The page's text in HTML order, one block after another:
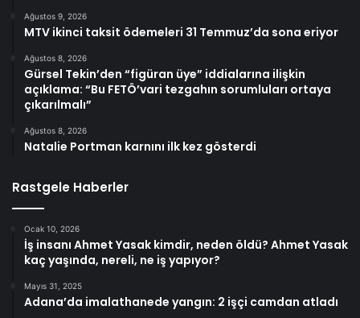
Ağustos 9, 2026
MTV ikinci taksit ödemeleri 31 Temmuz’da sona eriyor
Ağustos 8, 2026
Gürsel Tekin’den “figüran üye” iddialarına ilişkin
açıklama: “Bu FETÖ’vari tezgahın sorumluları ortaya
çıkarılmalı”
Ağustos 8, 2026
Natalie Portman karnını ilk kez gösterdi
Rastgele Haberler
Ocak 10, 2026
İş insanı Ahmet Yasak kimdir, neden öldü? Ahmet Yasak
kaç yaşında, nereli, ne iş yapıyor?
Mayıs 31, 2025
Adana’da imalathanede yangın: 2 işçi camdan atladı